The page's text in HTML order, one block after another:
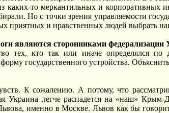
то меркантильных и корпоративных
Но с точки зрения управляемости
приятных и нравственных людей выбрать
являются сторонниками
тех, кто так или иначе определялся
государственного устройства.
К сожалению. А потому, что
Украина легче распадется на «наш»
именно в Москве. Львов как бы